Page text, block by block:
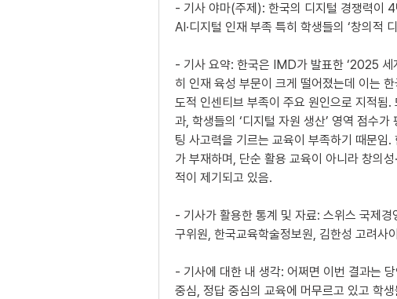
- 기사 야마(주제): 한국의 디지털 경쟁력이
AI·디지털 인재 부족 특히 학생들의 ‘창의적
- 기사 요약: 한국은 IMD가 발표한 ‘2025 세
히 인재 육성 부문이 크게 떨어졌는데 이는
도적 인센티브 부족이 주요 원인으로 지적됨
과, 학생들의 ‘디지털 자원 생산’ 영역 점수
팅 사고력을 기르는 교육이 부족하기 때문임
가 부재하며, 단순 활용 교육이 아니라 창의
적이 제기되고 있음.
- 기사가 활용한 통계 및 자료: 스위스 국제
구위원, 한국교육학술정보원, 김한성 고려사
- 기사에 대한 내 생각: 어쩌면 이번 결과는
중심, 정답 중심의 교육에 머무르고 있고 학